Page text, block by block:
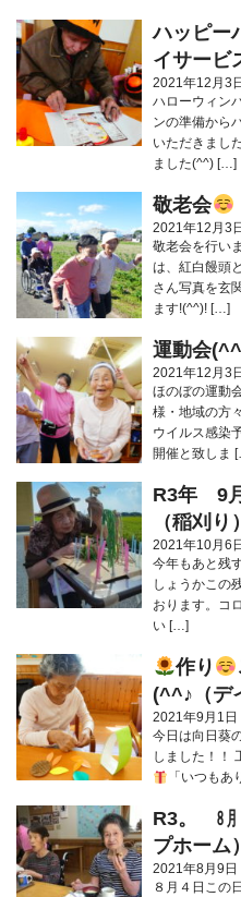
ハッピー
イサービ
2021年12月3日
ハローウィン
ンの準備から
いただきまし
ました(^^) […]
敬老会
2021年12月3日
敬老会を行い
は、紅白饅頭
さん写真を玄
ます!(^^)! […]
運動会
2021年12月3日
ほのぼの運動
様・地域の方
ウイルス感染
開催と致しま
R3年 9
（稲刈り）
2021年10月6日
今年もあと残
しょうかこの
おります。コ
い […]
作り
(^^♪（デ
2021年9月1日
今日は向日葵
しました！！
「いつも
R3。 ㋇
プホーム）
2021年8月9日
８月４日この